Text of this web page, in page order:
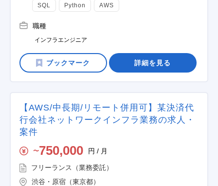
SQL Python AWS
職種
インフラエンジニア
詳細を見る
【AWS/中長期/リモート併用可】某決済代
行会社ネットワークインフラ業務の求人・
案件
〜750,000 円 / 月
フリーランス（業務委託）
渋谷・原宿（東京都）